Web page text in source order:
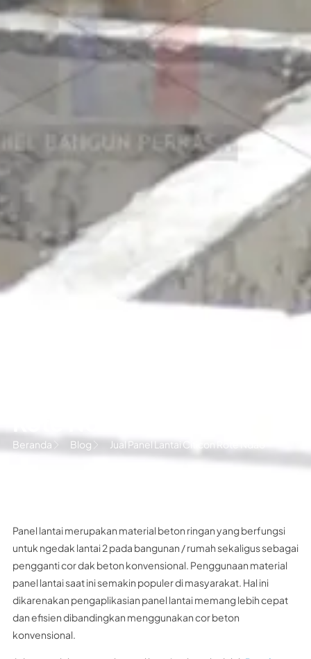
Beranda Blog Jual Panel Lantai Citicon Rote Ndao
Panel lantai merupakan material beton ringan yang berfungsi
untuk ngedak lantai 2 pada bangunan / rumah sekaligus sebagai
pengganti cor dak beton konvensional. Penggunaan material
panel lantai saat ini semakin populer di masyarakat. Hal ini
dikarenakan pengaplikasian panel lantai memang lebih cepat
dan efisien dibandingkan menggunakan cor beton
konvensional.